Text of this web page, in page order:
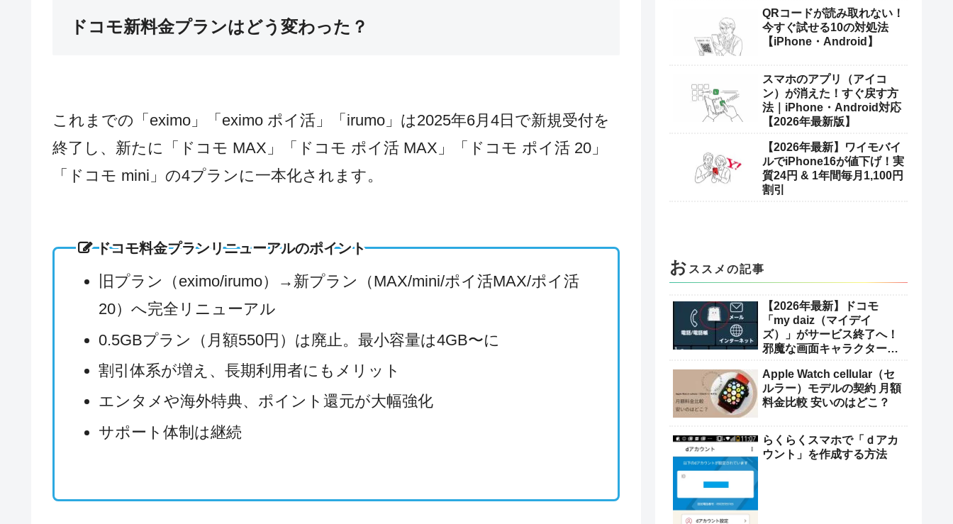
ドコモ新料金プランはどう変わった？
これまでの「eximo」「eximo ポイ活」「irumo」は2025年6月4日で新規受付を
終了し、新たに「ドコモ MAX」「ドコモ ポイ活 MAX」「ドコモ ポイ活 20」
「ドコモ mini」の4プランに一本化されます。
ドコモ料金プランリニューアルのポイント
旧プラン（eximo/irumo）→新プラン（MAX/mini/ポイ活MAX/ポイ活
20）へ完全リニューアル
0.5GBプラン（月額550円）は廃止。最小容量は4GB〜に
割引体系が増え、長期利用者にもメリット
エンタメや海外特典、ポイント還元が大幅強化
サポート体制は継続
QRコードが読み取れない！
今すぐ試せる10の対処法
【iPhone・Android】
スマホのアプリ（アイコ
ン）が消えた！すぐ戻す方
法｜iPhone・Android対応
【2026年最新版】
【2026年最新】ワイモバイ
ルでiPhone16が値下げ！実
質24円 & 1年間毎月1,100円
割引
お ススメの記事
【2026年最新】ドコモ
「my daiz（マイデイ
ズ）」がサービス終了へ！
邪魔な画面キャラクターの
順を解説
Apple Watch cellular（セ
ルラー）モデルの契約 月額
料金比較 安いのはどこ？
らくらくスマホで「ｄアカ
ウント」を作成する方法